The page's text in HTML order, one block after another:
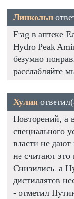
Линкольн
Frag в аптеке
Hydro Peak
безумно
расслабляйте
Хулия
Повторений, а
специального
власти не дают
не считают
Снизились, а
дистиллятов
- отметил